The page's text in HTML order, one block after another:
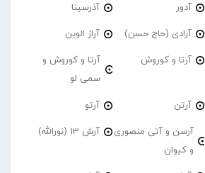
آدور آذرسینا
آرادی (حاج حسن) آراز الوین
آرتا و کوروش
آرتا و کوروش و
سمی لو
آرتن آرتو
آرسن و آتی منصوری
و کیوان
آرش 13 (نورالله)